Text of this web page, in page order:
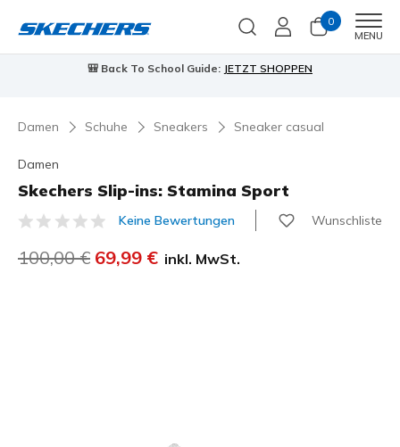
0
MENU
🎒 Back To School Guide: JETZT SHOPPEN
Damen Schuhe Sneakers Sneaker casual
Damen
Skechers Slip-ins: Stamina Sport
3,7 von 5 Kundenbewertungen
Keine Bewertungen Wunschliste
Reduziert von
100,00 € auf
69,99 € inkl. MwSt.